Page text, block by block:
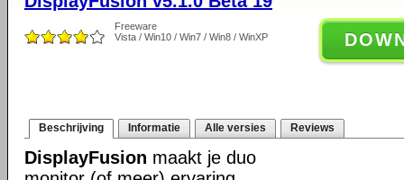
Freeware
Vista / Win10 / Win7 / Win8 / WinXP
Beschrijving Informatie Alle versies Reviews
DisplayFusion maakt je duo